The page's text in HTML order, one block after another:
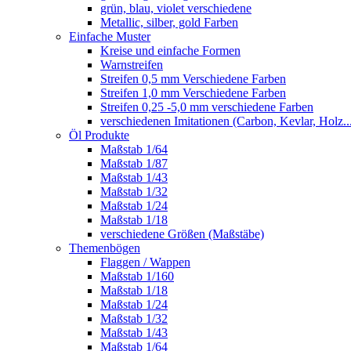
grün, blau, violet verschiedene
Metallic, silber, gold Farben
Einfache Muster
Kreise und einfache Formen
Warnstreifen
Streifen 0,5 mm Verschiedene Farben
Streifen 1,0 mm Verschiedene Farben
Streifen 0,25 -5,0 mm verschiedene Farben
verschiedenen Imitationen (Carbon, Kevlar,
Öl Produkte
Maßstab 1/64
Maßstab 1/87
Maßstab 1/43
Maßstab 1/32
Maßstab 1/24
Maßstab 1/18
verschiedene Größen (Maßstäbe)
Themenbögen
Flaggen / Wappen
Maßstab 1/160
Maßstab 1/18
Maßstab 1/24
Maßstab 1/32
Maßstab 1/43
Maßstab 1/64